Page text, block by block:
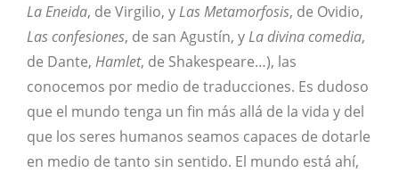
La Eneida, de Virgilio, yLas Metamorfosis, de Ovidio,
Las confesiones, de san Agustín, yLa divina comedia,
de Dante, Hamlet, de Shakespeare…), las
conocemos por medio de traducciones. Es dudoso
que el mundo tenga un fin más allá de la vida y del
que los seres humanos seamos capaces de dotarle
en medio de tanto sin sentido. El mundo está ahí,